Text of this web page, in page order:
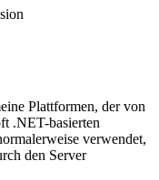
Plattformen, der von
.NET-basierten
verwendet,
den Server